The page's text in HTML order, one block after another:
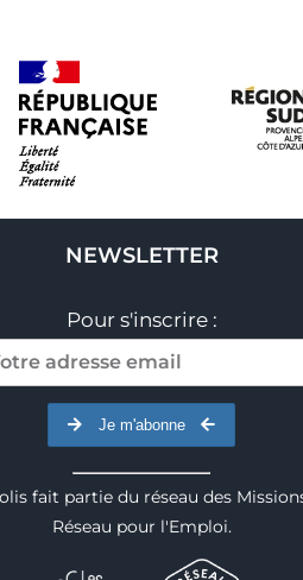
NEWSLETTER
Pour s'inscrire :
Je m'abonne
fait partie du réseau des
Réseau pour l'Emploi.